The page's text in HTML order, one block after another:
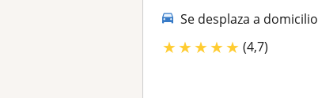
Se desplaza a domicilio
★★★★★ (4,7)